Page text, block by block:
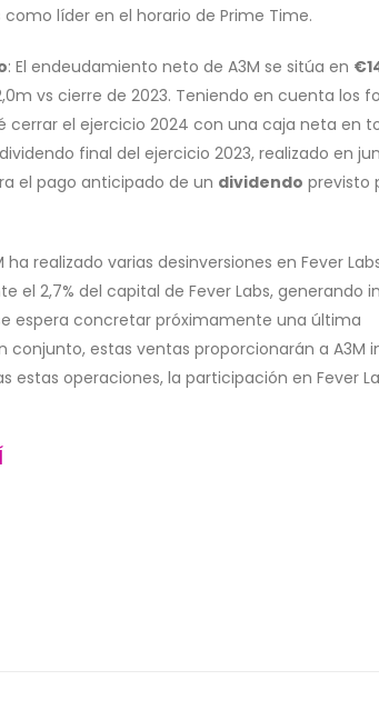
líder en el horario de Prime Time.
: El endeudamiento neto de A3M se sitúa en
vs cierre de 2023. Teniendo en cuenta los
cerrar el ejercicio 2024 con una caja neta en
final del ejercicio 2023, realizado en
el pago anticipado de un dividendo previsto
ha realizado varias desinversiones en Fever
2,7% del capital de Fever Labs, generando
espera concretar próximamente una última
conjunto, estas ventas proporcionarán a A3M
operaciones, la participación en Fever